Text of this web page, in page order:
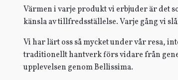
Värmen i varje produkt vi erbjuder är det
känsla av tillfredsställelse. Varje gång vi
Vi har lärt oss så mycket under vår resa,
traditionellt hantverk förs vidare från
upplevelsen genom Bellissima.